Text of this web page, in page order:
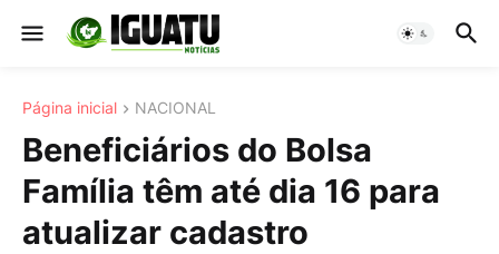
Página inicial NACIONAL
Beneficiários do Bolsa
Família têm até dia 16 para
atualizar cadastro